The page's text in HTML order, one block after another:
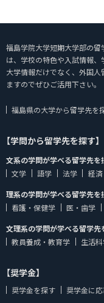
福島学院大学短期大学部の留
は、学校の特色や入試情報、
大学情報だけでなく、外国
ますのでぜひご活用下さい。
福島県の大学から留学先を
【学問から留学先を探す】
文系の学問が学べる留学先を
文学
語学 法学 経
理系の学問が学べる留学先を
看護・保健学
医・歯学
文理系の学問が学べる留学先
教員養成・教育学
生活
【奨学金】
奨学金を探す 奨学金に